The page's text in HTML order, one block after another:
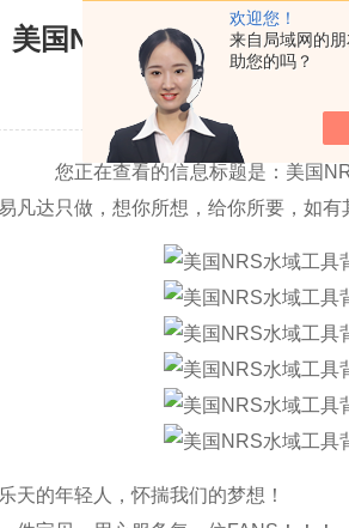
欢迎您！
来自局域网的
助您的吗？
美国NRS水域工具背负系
的信息标题是：美国NRS水域工
凡达只做，想你所想，给你所要，如
天的年轻人，怀揣我们的梦想！